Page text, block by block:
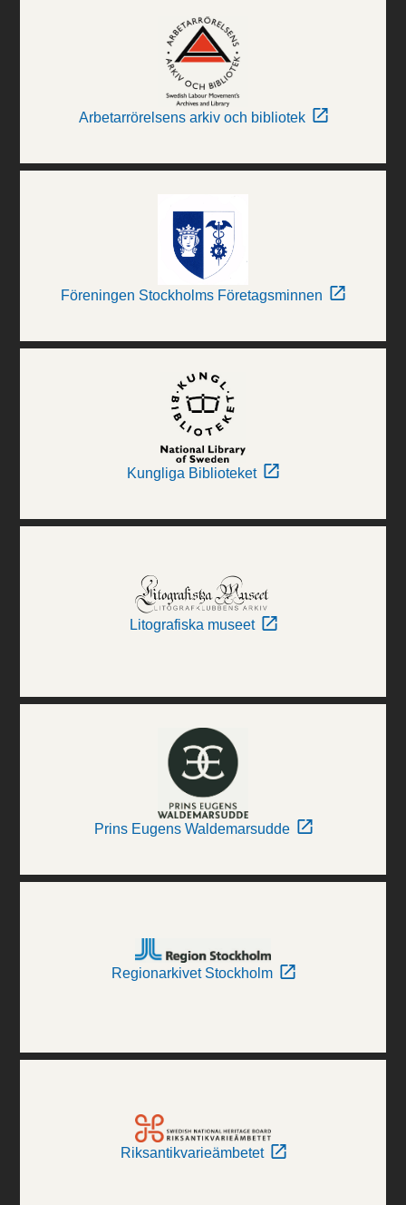
Arbetarrörelsens arkiv och bibliotek
Föreningen Stockholms Företagsminnen
Kungliga Biblioteket
Litografiska museet
Prins Eugens Waldemarsudde
Regionarkivet Stockholm
Riksantikvarieämbetet